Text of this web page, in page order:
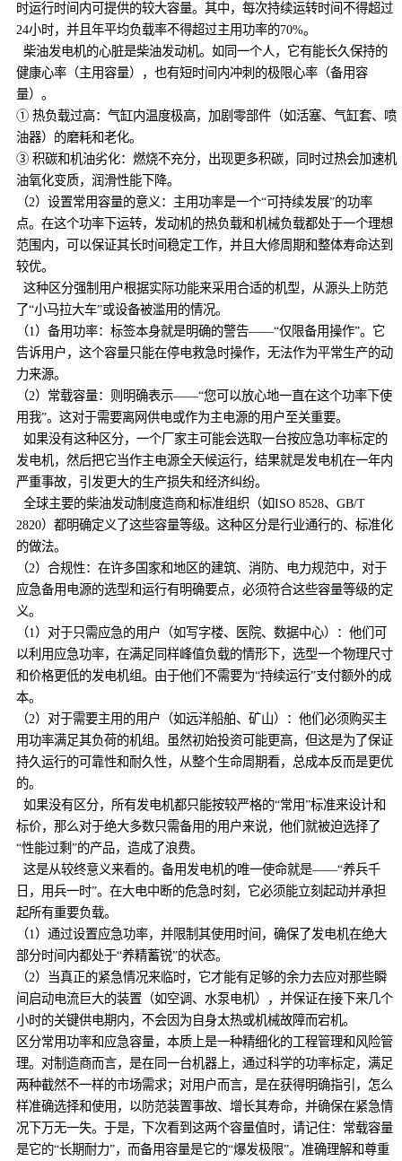
时运行时间内可提供的较大容量。其中，每次持续运转时间不得超过
24小时，并且年平均负载率不得超过主用功率的70%。
柴油发电机的心脏是柴油发动机。如同一个人，它有能长久保持的
健康心率（主用容量），也有短时间内冲刺的极限心率（备用容
量）。
① 热负载过高：气缸内温度极高，加剧零部件（如活塞、气缸套、喷
油器）的磨耗和老化。
③ 积碳和机油劣化：燃烧不充分，出现更多积碳，同时过热会加速机
油氧化变质，润滑性能下降。
（2）设置常用容量的意义：主用功率是一个“可持续发展”的功率
点。在这个功率下运转，发动机的热负载和机械负载都处于一个理想
范围内，可以保证其长时间稳定工作，并且大修周期和整体寿命达到
较优。
这种区分强制用户根据实际功能来采用合适的机型，从源头上防范
了“小马拉大车”或设备被滥用的情况。
（1）备用功率：标签本身就是明确的警告——“仅限备用操作”。它
告诉用户，这个容量只能在停电救急时操作，无法作为平常生产的动
力来源。
（2）常载容量：则明确表示——“您可以放心地一直在这个功率下使
用我”。这对于需要离网供电或作为主电源的用户至关重要。
如果没有这种区分，一个厂家主可能会选取一台按应急功率标定的
发电机，然后把它当作主电源全天候运行，结果就是发电机在一年内
严重事故，引发更大的生产损失和经济纠纷。
全球主要的柴油发动制度造商和标准组织（如ISO 8528、GB/T
2820）都明确定义了这些容量等级。这种区分是行业通行的、标准化
的做法。
（2）合规性：在许多国家和地区的建筑、消防、电力规范中，对于
应急备用电源的选型和运行有明确要点，必须符合这些容量等级的定
义。
（1）对于只需应急的用户（如写字楼、医院、数据中心）：他们可
以利用应急功率，在满足同样峰值负载的情形下，选型一个物理尺寸
和价格更低的发电机组。由于他们不需要为“持续运行”支付额外的成
本。
（2）对于需要主用的用户（如远洋船舶、矿山）：他们必须购买主
用功率满足其负荷的机组。虽然初始投资可能更高，但这是为了保证
持久运行的可靠性和耐久性，从整个生命周期看，总成本反而是更优
的。
如果没有区分，所有发电机都只能按较严格的“常用”标准来设计和
标价，那么对于绝大多数只需备用的用户来说，他们就被迫选择了
“性能过剩”的产品，造成了浪费。
这是从较终意义来看的。备用发电机的唯一使命就是——“养兵千
日，用兵一时”。在大电中断的危急时刻，它必须能立刻起动并承担
起所有重要负载。
（1）通过设置应急功率，并限制其使用时间，确保了发电机在绝大
部分时间内都处于“养精蓄锐”的状态。
（2）当真正的紧急情况来临时，它才能有足够的余力去应对那些瞬
间启动电流巨大的装置（如空调、水泵电机），并保证在接下来几个
小时的关键供电期内，不会因为自身太热或机械故障而宕机。
区分常用功率和应急容量，本质上是一种精细化的工程管理和风险管
理。对制造商而言，是在同一台机器上，通过科学的功率标定，满足
两种截然不一样的市场需求；对用户而言，是在获得明确指引，怎么
样准确选择和使用，以防范装置事故、增长其寿命，并确保在紧急情
况下万无一失。于是，下次看到这两个容量值时，请记住：常载容量
是它的“长期耐力”，而备用容量是它的“爆发极限”。准确理解和尊重